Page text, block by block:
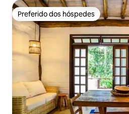
Preferido dos hóspedes
Preferido dos hóspedes